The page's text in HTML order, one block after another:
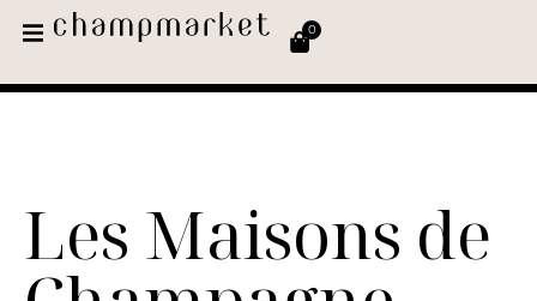
0
Les Maisons de